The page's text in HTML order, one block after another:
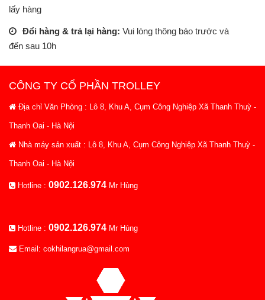
lấy hàng
Đổi hàng & trả lại hàng: Vui lòng thông báo trước và
đến sau 10h
CÔNG TY CỔ PHẦN TROLLEY
Địa chỉ Văn Phòng : Lô 8, Khu A, Cụm Công Nghiệp Xã Thanh Thuỳ -
Thanh Oai - Hà Nội
Nhà máy sản xuất : Lô 8, Khu A, Cụm Công Nghiệp Xã Thanh Thuỳ -
Thanh Oai - Hà Nội
Hotline : 0902.126.974 Mr Hùng
Hotline : 0902.126.974 Mr Hùng
Email: cokhilangrua@gmail.com